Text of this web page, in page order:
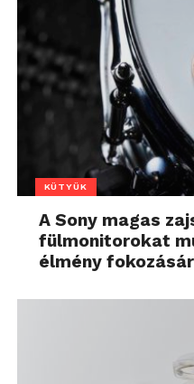
KÜTYÜK
A Sony magas
fülmonitorokat
élmény